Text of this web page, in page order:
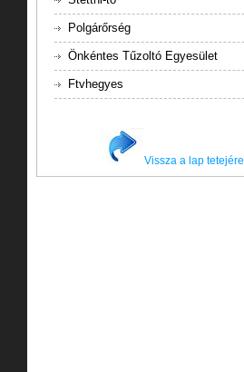
Polgárőrség
Önkéntes Tűzoltó Egyesület
Ftvhegyes
Vissza a lap tetejére